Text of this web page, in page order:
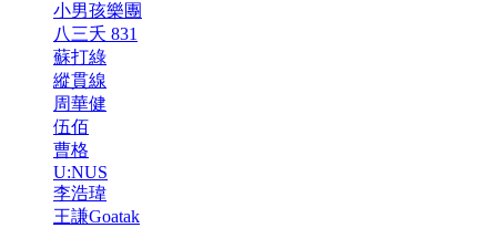
小男孩樂團
八三夭 831
蘇打綠
縱貫線
周華健
伍佰
曹格
U:NUS
李浩瑋
王謙Goatak